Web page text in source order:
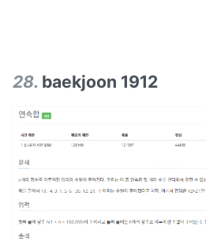
28. baekjoon 1912